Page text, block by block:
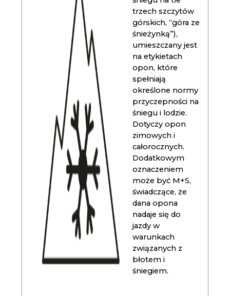
trzech szczytów
górskich, “góra ze
śnieżynką”),
umieszczany jest
na etykietach
opon, które
spełniają
określone normy
przyczepności na
śniegu i lodzie.
Dotyczy opon
zimowych i
całorocznych.
Dodatkowym
oznaczeniem
może być M+S,
świadczące, że
dana opona
nadaje się do
jazdy w
warunkach
związanych z
błotem i
śniegiem.